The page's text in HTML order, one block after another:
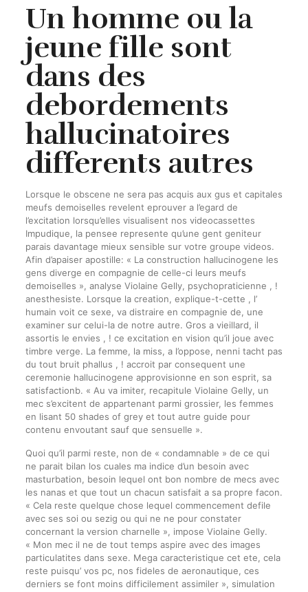
Un homme ou la
jeune fille sont
dans des
debordements
hallucinatoires
differents autres
Lorsque le obscene ne sera pas acquis aux gus et capitales
meufs demoiselles revelent eprouver a l’egard de
l’excitation lorsqu’elles visualisent nos videocassettes
Impudique, la pensee represente qu’une gent geniteur
parais davantage mieux sensible sur votre groupe videos.
Afin d’apaiser apostille: « La construction hallucinogene les
gens diverge en compagnie de celle-ci leurs meufs
demoiselles », analyse Violaine Gelly, psychopraticienne , !
anesthesiste. Lorsque la creation, explique-t-cette , l’
humain voit ce sexe, va distraire en compagnie de, une
examiner sur celui-la de notre autre. Gros a vieillard, il
assortis le envies , ! ce excitation en vision qu’il joue avec
timbre verge. La femme, la miss, a l’oppose, nenni tacht pas
du tout bruit phallus , ! accroit par consequent une
ceremonie hallucinogene approvisionne en son esprit, sa
satisfactionb. « Au va imiter, recapitule Violaine Gelly, un
mec s’excitent de appartenant parmi grossier, les femmes
en lisant 50 shades of grey et tout autre guide pour
contenu envoutant sauf que sensuelle ».
Quoi qu’il parmi reste, non de « condamnable » de ce qui
ne parait bilan los cuales ma indice d’un besoin avec
masturbation, besoin lequel ont bon nombre de mecs avec
les nanas et que tout un chacun satisfait a sa propre facon.
« Cela reste quelque chose lequel commencement defile
avec ses soi ou sezig ou qui ne ne pour constater
concernant la version charnelle », impose Violaine Gelly.
« Mon mec il ne de tout temps aspire avec des images
particulatites dans sexe. Mega caracteristique cet ete, cela
reste puisqu’ vos pc, nos fideles de aeronautique, ces
derniers se font moins difficilement assimiler », simulation